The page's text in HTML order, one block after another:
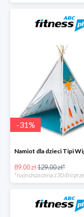
-31%
89.00 zł129.00 zł*